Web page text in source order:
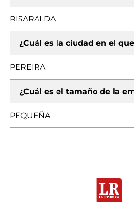
RISARALDA
¿Cuál es la ciudad en el
PEREIRA
¿Cuál es el tamaño de la
PEQUEÑA